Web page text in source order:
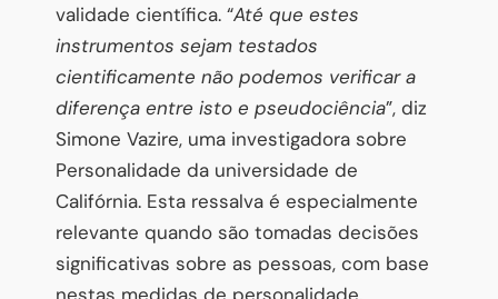
validade científica. “Até que estes
instrumentos sejam testados
cientificamente não podemos verificar a
diferença entre isto e pseudociência”, diz
Simone Vazire, uma investigadora sobre
Personalidade da universidade de
Califórnia. Esta ressalva é especialmente
relevante quando são tomadas decisões
significativas sobre as pessoas, com base
nestas medidas de personalidade.